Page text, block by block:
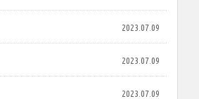
2023.07.09
2023.07.09
2023.07.09